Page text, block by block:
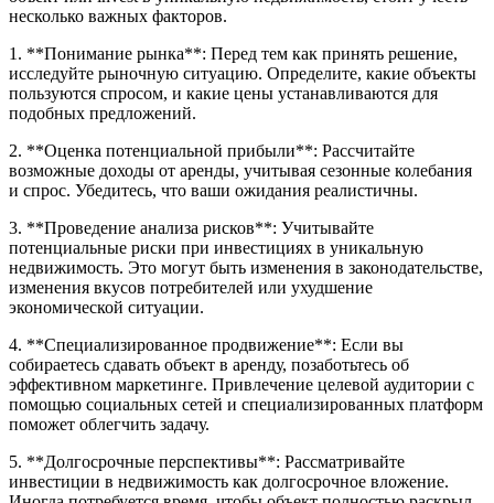
несколько важных факторов.
1. **Понимание рынка**: Перед тем как принять решение,
исследуйте рыночную ситуацию. Определите, какие объекты
пользуются спросом, и какие цены устанавливаются для
подобных предложений.
2. **Оценка потенциальной прибыли**: Рассчитайте
возможные доходы от аренды, учитывая сезонные колебания
и спрос. Убедитесь, что ваши ожидания реалистичны.
3. **Проведение анализа рисков**: Учитывайте
потенциальные риски при инвестициях в уникальную
недвижимость. Это могут быть изменения в законодательстве,
изменения вкусов потребителей или ухудшение
экономической ситуации.
4. **Специализированное продвижение**: Если вы
собираетесь сдавать объект в аренду, позаботьтесь об
эффективном маркетинге. Привлечение целевой аудитории с
помощью социальных сетей и специализированных платформ
поможет облегчить задачу.
5. **Долгосрочные перспективы**: Рассматривайте
инвестиции в недвижимость как долгосрочное вложение.